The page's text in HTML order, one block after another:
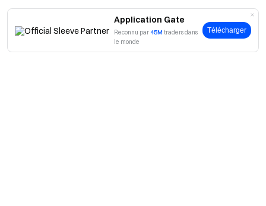
Application Gate
Reconnu par45M traders dans
le monde
Télécharger